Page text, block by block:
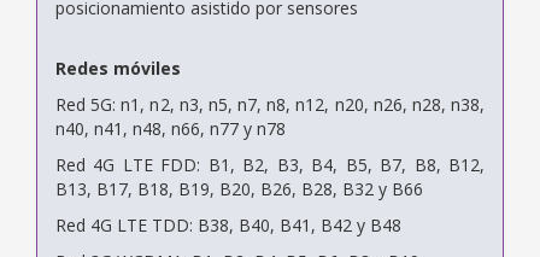
posicionamiento asistido por sensores
Redes móviles
Red 5G: n1, n2, n3, n5, n7, n8, n12, n20, n26, n28, n38,
n40, n41, n48, n66, n77 y n78
Red 4G LTE FDD: B1, B2, B3, B4, B5, B7, B8, B12,
B13, B17, B18, B19, B20, B26, B28, B32 y B66
Red 4G LTE TDD: B38, B40, B41, B42 y B48